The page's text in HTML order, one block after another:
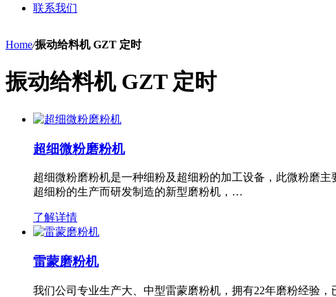
联系我们
Home/振动给料机 GZT 定时
振动给料机 GZT 定时
超细微粉磨粉机
超细微粉磨粉机是一种细粉及超细粉的加工设备，此微粉磨
超细粉的生产而研发制造的新型磨粉机，…
了解详情
雷蒙磨粉机
我们公司专业生产大、中型雷蒙磨粉机，拥有22年磨粉经验